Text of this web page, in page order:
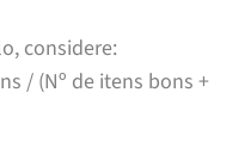
considere:
/ (Nº de itens bons +